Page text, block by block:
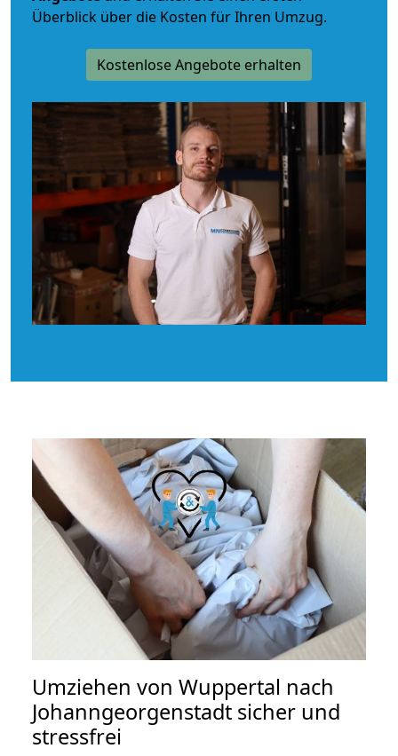
Überblick über die Kosten für Ihren Umzug.
Kostenlose Angebote erhalten
Umziehen von Wuppertal nach
Johanngeorgenstadt sicher und
stressfrei